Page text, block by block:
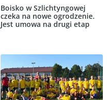
Boisko w Szlichtyngowej
czeka na nowe ogrodzenie.
Jest umowa na drugi etap